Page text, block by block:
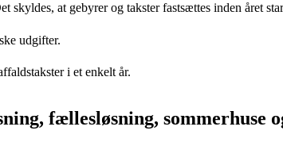
at gebyrer og takster fastsættes inden året
udgifter.
i et enkelt år.
fællesløsning, sommerhuse